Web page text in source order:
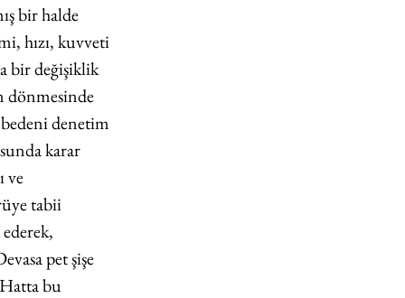
bir halde
hızı, kuvveti
bir değişiklik
dönmesinde
denetim
karar
ve
tabii
pet şişe
bu